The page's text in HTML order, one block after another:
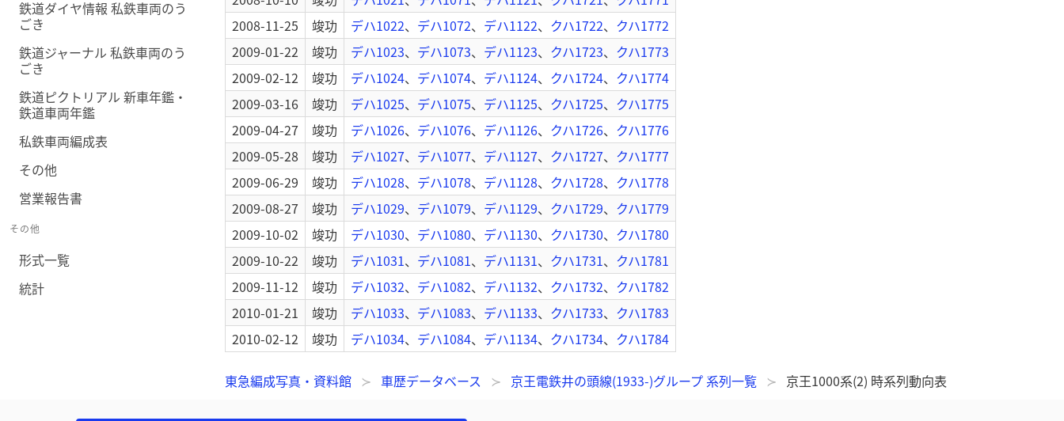
鉄道ダイヤ情報 私鉄車両のう
ごき
鉄道ジャーナル 私鉄車両のう
ごき
鉄道ピクトリアル 新車年鑑・
鉄道車両年鑑
私鉄車両編成表
その他
営業報告書
その他
形式一覧
統計
2008-11-25
竣功 デハ1022、 デハ1072、 デハ1122、 クハ1722、 クハ1772
2009-01-22
竣功 デハ1023、 デハ1073、 デハ1123、 クハ1723、 クハ1773
2009-02-12
竣功 デハ1024、 デハ1074、 デハ1124、 クハ1724、 クハ1774
2009-03-16
竣功 デハ1025、 デハ1075、 デハ1125、 クハ1725、 クハ1775
2009-04-27
竣功 デハ1026、 デハ1076、 デハ1126、 クハ1726、 クハ1776
2009-05-28
竣功 デハ1027、 デハ1077、 デハ1127、 クハ1727、 クハ1777
2009-06-29
竣功 デハ1028、 デハ1078、 デハ1128、 クハ1728、 クハ1778
2009-08-27
竣功 デハ1029、 デハ1079、 デハ1129、 クハ1729、 クハ1779
2009-10-02
竣功 デハ1030、 デハ1080、 デハ1130、 クハ1730、 クハ1780
2009-10-22
竣功 デハ1031、 デハ1081、 デハ1131、 クハ1731、 クハ1781
2009-11-12
竣功 デハ1032、 デハ1082、 デハ1132、 クハ1732、 クハ1782
2010-01-21
竣功 デハ1033、 デハ1083、 デハ1133、 クハ1733、 クハ1783
2010-02-12
竣功 デハ1034、 デハ1084、 デハ1134、 クハ1734、 クハ1784
東急編成写真・資料館 車歴データベース 京王電鉄井の頭線(1933-)グループ 系列一覧 京王1000系(2) 時系列動向表